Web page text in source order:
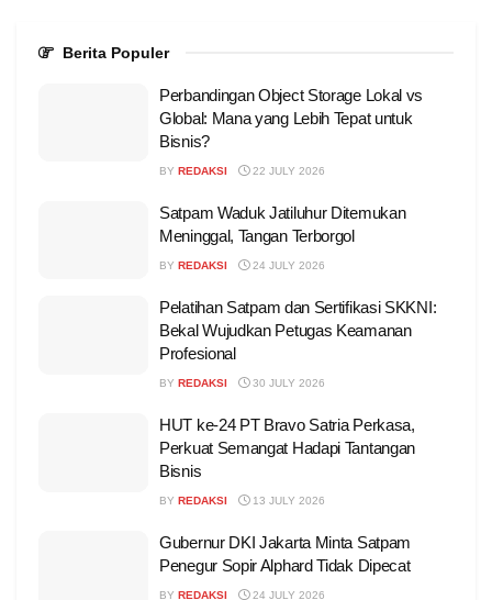
Berita Populer
Perbandingan Object Storage Lokal vs
Global: Mana yang Lebih Tepat untuk
Bisnis?
BY REDAKSI 22 JULY 2026
Satpam Waduk Jatiluhur Ditemukan
Meninggal, Tangan Terborgol
BY REDAKSI 24 JULY 2026
Pelatihan Satpam dan Sertifikasi SKKNI:
Bekal Wujudkan Petugas Keamanan
Profesional
BY REDAKSI 30 JULY 2026
HUT ke-24 PT Bravo Satria Perkasa,
Perkuat Semangat Hadapi Tantangan
Bisnis
BY REDAKSI 13 JULY 2026
Gubernur DKI Jakarta Minta Satpam
Penegur Sopir Alphard Tidak Dipecat
BY REDAKSI 24 JULY 2026